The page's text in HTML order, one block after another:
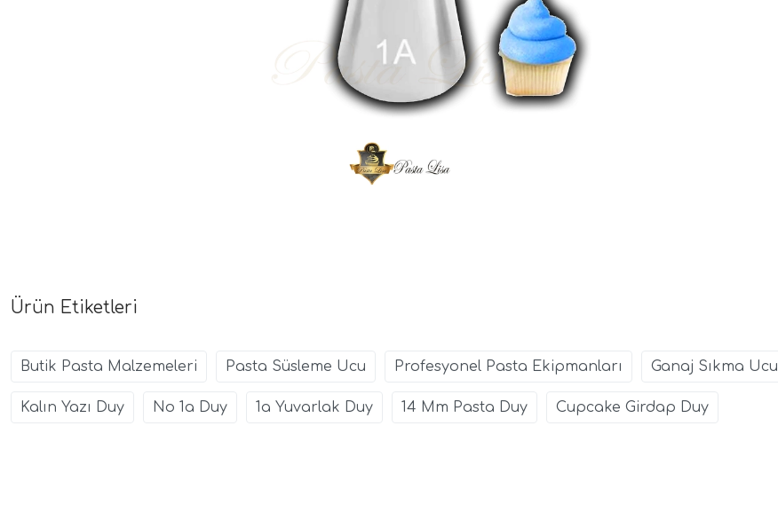
Ürün Etiketleri
Butik Pasta Malzemeleri Pasta Süsleme Ucu Profesyonel Pasta Ekipmanları Ganaj Sıkma Ucu
Kalın Yazı Duy No 1a Duy 1a Yuvarlak Duy 14 Mm Pasta Duy Cupcake Girdap Duy